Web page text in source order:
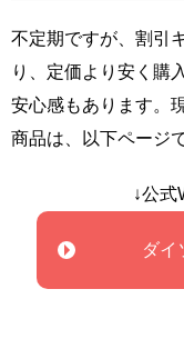
不定期ですが、割引
り、定価より安く購
安心感もあります。
商品は、以下ページ
↓公式
ダイ